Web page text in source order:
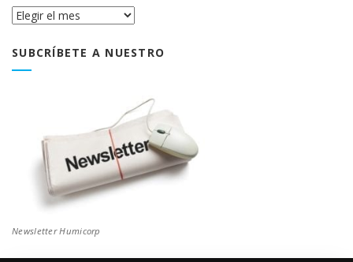
Historial
SUBCRÍBETE A NUESTRO
Newsletter Humicorp